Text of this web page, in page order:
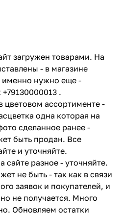
загружен товарами. На
- в магазине
именно нужно еще -
.
цветовом ассортименте -
одна которая на
сделанное ранее -
быть продан. Все
и уточняйте.
сайте разное - уточняйте.
не быть - так как в связи
заявок и покупателей, и
не получается. Много
Обновляем остатки